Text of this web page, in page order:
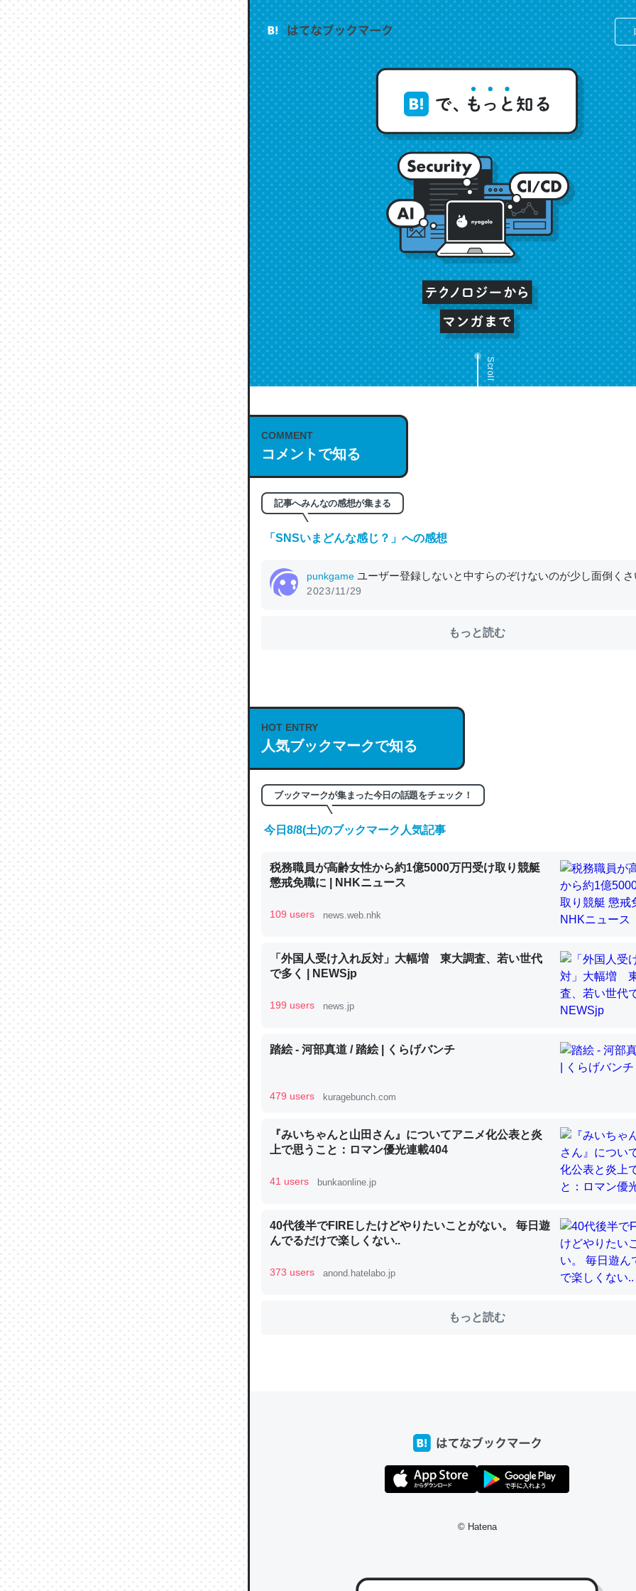
Scroll
COMMENT
コメントで知る
記事へみんなの感想が集まる
「 SNSいまどんな感じ？ 」への感想
punkgame ユーザー登録しないと中すらのぞけないのが少し面倒くさ
2023/11/29
もっと読む
HOT ENTRY
人気ブックマークで知る
ブックマークが集まった今日の話題をチェック！
今日8/8(土)のブックマーク人気記事
税務職員が高齢女性から約1億5000万円受け取り競艇
懲戒免職に | NHKニュース
109 users news.web.nhk
「外国人受け入れ反対」大幅増 東大調査、若い世代
で多く | NEWSjp
199 users news.jp
踏絵 - 河部真道 / 踏絵 | くらげバンチ
479 users kuragebunch.com
『みいちゃんと山田さん』についてアニメ化公表と炎
上で思うこと：ロマン優光連載404
41 users bunkaonline.jp
40代後半でFIREしたけどやりたいことがない。 毎日遊
んでるだけで楽しくない..
373 users anond.hatelabo.jp
もっと読む
© Hatena